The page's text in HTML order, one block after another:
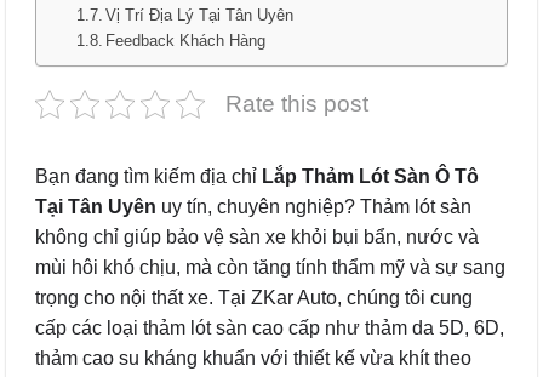
Vị Trí Địa Lý Tại Tân Uyên
Feedback Khách Hàng
Rate this post
Bạn đang tìm kiếm địa chỉ Lắp Thảm Lót Sàn Ô Tô
Tại Tân Uyên uy tín, chuyên nghiệp? Thảm lót sàn
không chỉ giúp bảo vệ sàn xe khỏi bụi bẩn, nước và
mùi hôi khó chịu, mà còn tăng tính thẩm mỹ và sự sang
trọng cho nội thất xe. Tại ZKar Auto, chúng tôi cung
cấp các loại thảm lót sàn cao cấp như thảm da 5D, 6D,
thảm cao su kháng khuẩn với thiết kế vừa khít theo